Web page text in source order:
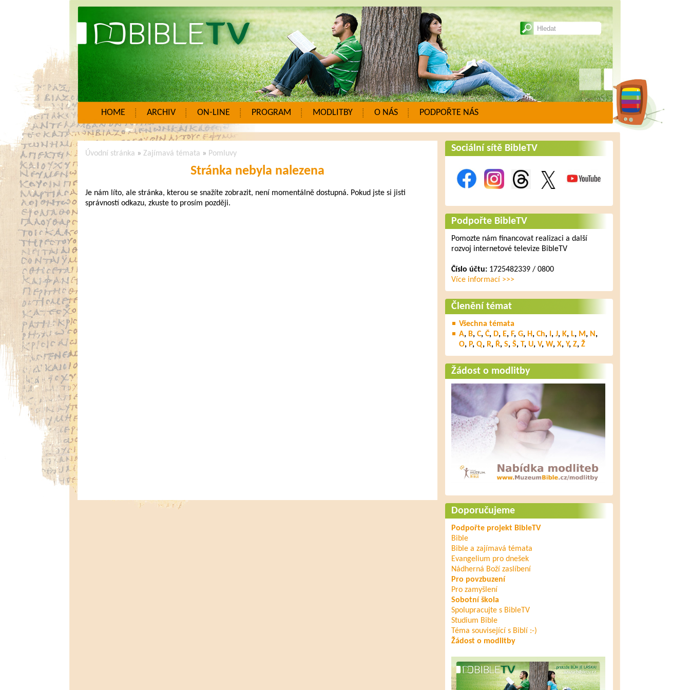
HOME ARCHIV ON-LINE PROGRAM MODLITBY O NÁS PODPOŘTE NÁS
Úvodní stránka » Zajímavá témata » Pomluvy
Stránka nebyla nalezena
Je nám líto, ale stránka, kterou se snažíte zobrazit, není momentálně dostupná. Pokud jste si jisti
správností odkazu, zkuste to prosím později.
Sociální sítě BibleTV
Podpořte BibleTV
Pomozte nám financovat realizaci a další
rozvoj internetové televize BibleTV
Číslo účtu:1725482339 / 0800
Více informací >>>
Členění témat
Všechna témata
A, B, C, Č, D, E, F, G, H, Ch, , J, K, L, M, N ,
O, P, Q, R, Ř, S, Š, T, U, V, W, X, Y, Z, Ž
Žádost o modlitby
Doporučujeme
Podpořte projekt BibleTV
Bible
Bible a zajímavá témata
Evangelium pro dnešek
Nádherná Boží zaslíbení
Pro povzbuzení
Pro zamyšlení
Sobotní škola
Spolupracujte s BibleTV
Studium Bible
Téma související s Biblí :-)
Žádost o modlitby